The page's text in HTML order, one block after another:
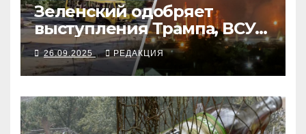
Зеленский одобряет
выступления Трампа, ВСУ
закрыли Добропольский
рубеж
26.09.2025 РЕДАКЦИЯ